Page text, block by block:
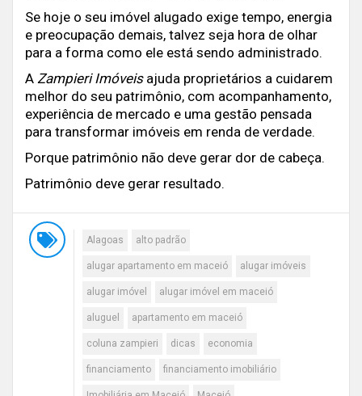
Se hoje o seu imóvel alugado exige tempo, energia
e preocupação demais, talvez seja hora de olhar
para a forma como ele está sendo administrado.
A Zampieri Imóveisajuda proprietários a cuidarem
melhor do seu patrimônio, com acompanhamento,
experiência de mercado e uma gestão pensada
para transformar imóveis em renda de verdade.
Porque patrimônio não deve gerar dor de cabeça.
Patrimônio deve gerar resultado.
Alagoas alto padrão
alugar apartamento em maceió alugar imóveis
alugar imóvel alugar imóvel em maceió
aluguel apartamento em maceió
coluna zampieri dicas economia
financiamento financiamento imobiliário